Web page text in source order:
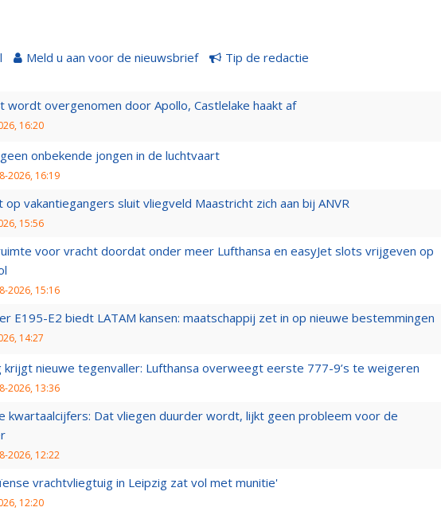
Meld u aan voor de nieuwsbrief Tip de redactie
wordt overgenomen door Apollo, Castlelake haakt af
16:20
onbekende jongen in de luchtvaart
2026, 16:19
op vakantiegangers sluit vliegveld Maastricht zich aan bij ANVR
15:56
voor vracht doordat onder meer Lufthansa en easyJet slots vrijgeven op
2026, 15:16
E195-E2 biedt LATAM kansen: maatschappij zet in op nieuwe bestemmingen
14:27
krijgt nieuwe tegenvaller: Lufthansa overweegt eerste 777-9’s te weigeren
2026, 13:36
kwartaalcijfers: Dat vliegen duurder wordt, lijkt geen probleem voor de
2026, 12:22
vrachtvliegtuig in Leipzig zat vol met munitie'
12:20